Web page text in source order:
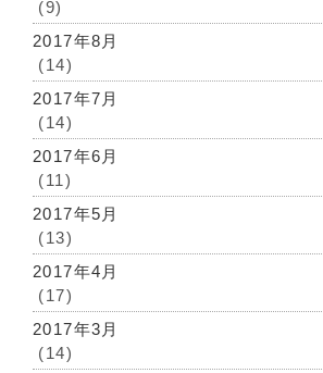
(9)
2017年8月
(14)
2017年7月
(14)
2017年6月
(11)
2017年5月
(13)
2017年4月
(17)
2017年3月
(14)